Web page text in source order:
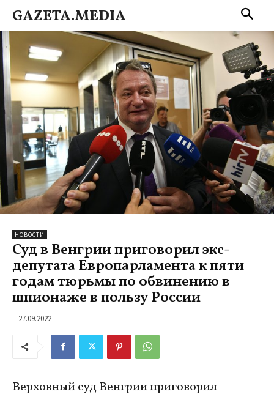
GAZETA.MEDIA
НОВОСТИ
Суд в Венгрии приговорил экс-
депутата Европарламента к пяти
годам тюрьмы по обвинению в
шпионаже в пользу России
27.09.2022
Верховный суд Венгрии приговорил